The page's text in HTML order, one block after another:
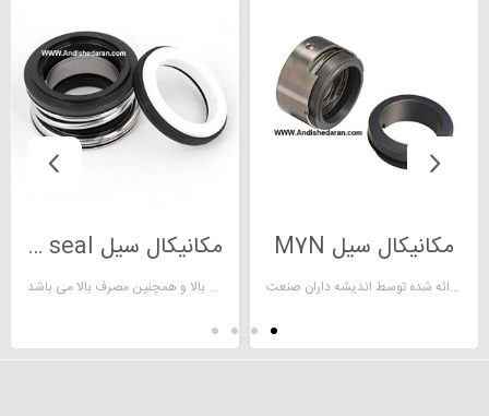
مکانیکال سیل M7N
مکانیکال سیل کنترل نشتی ارائه شده توسط اندیشه داران صنعت
مکانیکال سیل mechanical seal
مکانیکال سیل، از جمله قطعات دارای ایمنی بالا و همچنین مصرف بالا می باشد